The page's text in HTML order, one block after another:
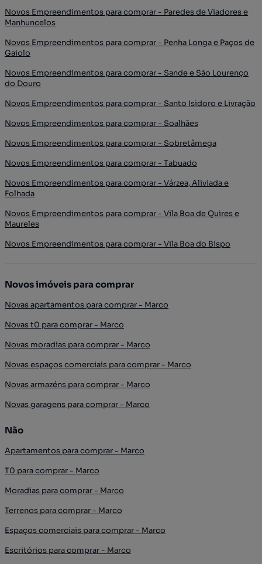
Novos Empreendimentos para comprar - Paredes de Viadores e
Manhuncelos
Novos Empreendimentos para comprar - Penha Longa e Paços de
Gaiolo
Novos Empreendimentos para comprar - Sande e São Lourenço
do Douro
Novos Empreendimentos para comprar - Santo Isidoro e Livração
Novos Empreendimentos para comprar - Soalhães
Novos Empreendimentos para comprar - Sobretâmega
Novos Empreendimentos para comprar - Tabuado
Novos Empreendimentos para comprar - Várzea, Aliviada e
Folhada
Novos Empreendimentos para comprar - Vila Boa de Quires e
Maureles
Novos Empreendimentos para comprar - Vila Boa do Bispo
Novos imóveis para comprar
Novas apartamentos para comprar - Marco
Novas t0 para comprar - Marco
Novas moradias para comprar - Marco
Novas espaços comerciais para comprar - Marco
Novas armazéns para comprar - Marco
Novas garagens para comprar - Marco
Não
Apartamentos para comprar - Marco
T0 para comprar - Marco
Moradias para comprar - Marco
Terrenos para comprar - Marco
Espaços comerciais para comprar - Marco
Escritórios para comprar - Marco